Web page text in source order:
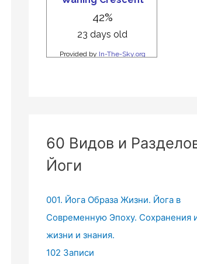
60 Видов и
Йоги
001. Йога Образа Жизни. Йога в
Современную Эпоху. Сохранения
жизни и знания.
102 Записи